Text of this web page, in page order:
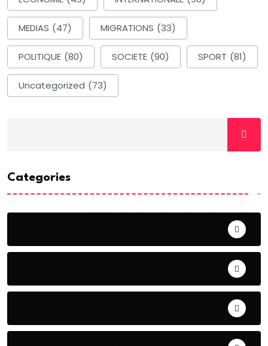
MEDIAS (47) MIGRATIONS (33)
POLITIQUE (80) SOCIETE (90) SPORT (81)
Uncategorized (73)
Categories